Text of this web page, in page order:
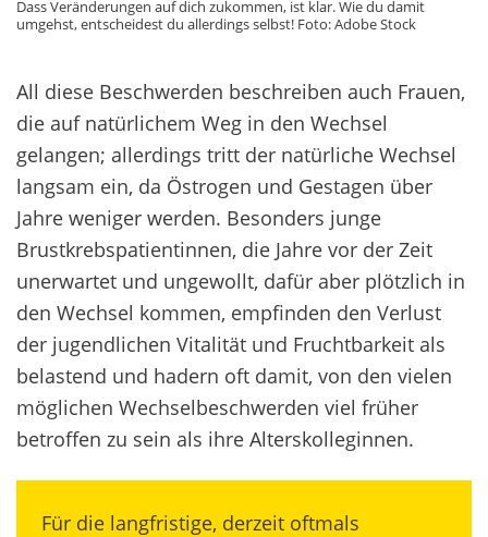
Dass Veränderungen auf dich zukommen, ist klar. Wie du damit
umgehst, entscheidest du allerdings selbst! Foto: Adobe Stock
All diese Beschwerden beschreiben auch Frauen,
die auf natürlichem Weg in den Wechsel
gelangen; allerdings tritt der natürliche Wechsel
langsam ein, da Östrogen und Gestagen über
Jahre weniger werden. Besonders junge
Brustkrebspatientinnen, die Jahre vor der Zeit
unerwartet und ungewollt, dafür aber plötzlich in
den Wechsel kommen, empfinden den Verlust
der jugendlichen Vitalität und Fruchtbarkeit als
belastend und hadern oft damit, von den vielen
möglichen Wechselbeschwerden viel früher
betroffen zu sein als ihre Alterskolleginnen.
Für die langfristige, derzeit oftmals